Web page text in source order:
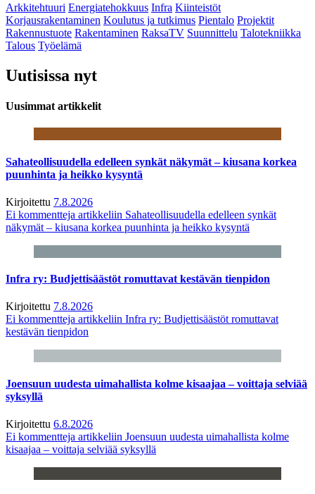
Arkkitehtuuri Energiatehokkuus Infra Kiinteistöt
Korjausrakentaminen Koulutus ja tutkimus Pientalo Projektit
Rakennustuote Rakentaminen RaksaTV Suunnittelu Talotekniikka
Talous Työelämä
Uutisissa nyt
Uusimmat artikkelit
Sahateollisuudella edelleen synkät näkymät – kiusana korkea
puunhinta ja heikko kysyntä
Kirjoitettu 7.8.2026
Ei kommentteja artikkeliin Sahateollisuudella edelleen synkät
näkymät – kiusana korkea puunhinta ja heikko kysyntä
Infra ry: Budjettisäästöt romuttavat kestävän tienpidon
Kirjoitettu 7.8.2026
Ei kommentteja artikkeliin Infra ry: Budjettisäästöt romuttavat
kestävän tienpidon
Joensuun uudesta uimahallista kolme kisaajaa – voittaja selviää
syksyllä
Kirjoitettu 6.8.2026
Ei kommentteja artikkeliin Joensuun uudesta uimahallista kolme
kisaajaa – voittaja selviää syksyllä